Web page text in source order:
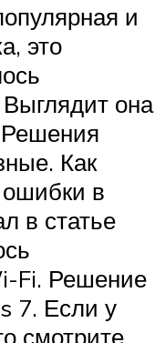
и
это
Выглядит она
Решения
Как
ошибки в
в статье
Fi. Решение
7. Если у
смотрите